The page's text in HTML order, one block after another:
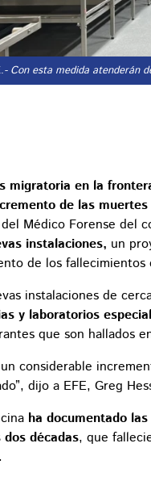
- Con esta medida atenderán
migratoria en la
de las muertes
Médico Forense del
instalaciones, un
de los
instalaciones de
y laboratorios
que son hallados
un considerable
dijo a EFE, Greg
ha documentado
décadas, que